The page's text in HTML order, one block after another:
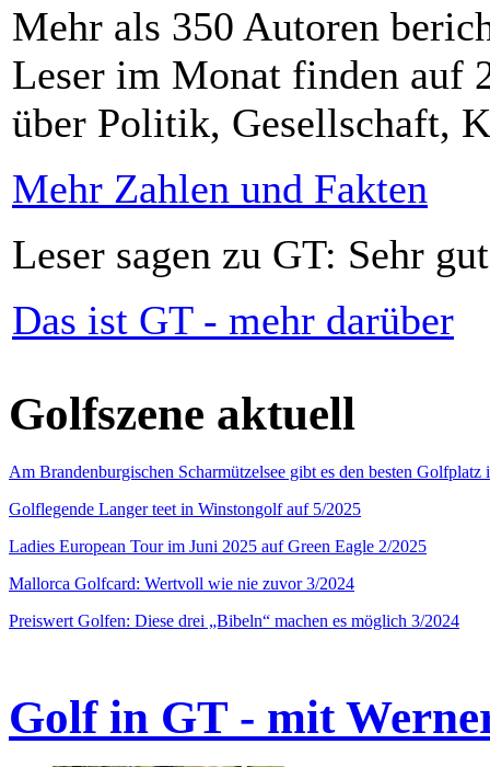
Mehr als 350 Autoren
Leser im Monat finden auf
über Politik, Gesellschaft,
Mehr Zahlen und Fakten
Leser sagen zu GT: Sehr
Das ist GT - mehr darüber
Golfszene aktuell
Am Brandenburgischen Scharmützelsee gibt es den besten
Golflegende Langer teet in Winstongolf auf 5/2025
Ladies European Tour im Juni 2025 auf Green Eagle 2/2025
Mallorca Golfcard: Wertvoll wie nie zuvor 3/2024
Preiswert Golfen: Diese drei „Bibeln“ machen es möglich 3/2024
Golf in GT - mit